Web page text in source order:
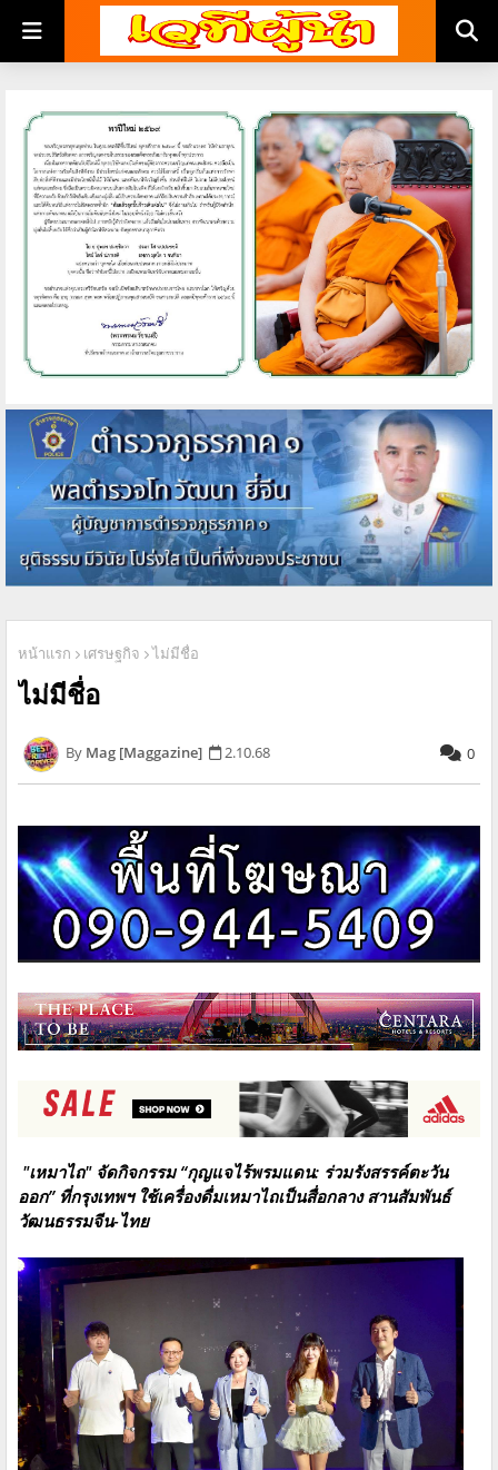
หน้าแรก เศรษฐกิจ ไม่มีชื่อ
ไม่มีชื่อ
Mag [Maggazine] 2.10.68 0
"เหมาไถ" จัดกิจกรรม “กุญแจไร้พรมแดน: ร่วมรังสรรค์ตะวัน
ออก” ที่กรุงเทพฯ ใช้เครื่องดื่มเหมาไถเป็นสื่อกลาง สานสัมพันธ์
วัฒนธรรมจีน-ไทย